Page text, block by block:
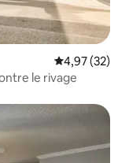
Note
4,97 (32)
le rivage